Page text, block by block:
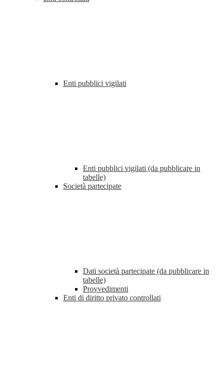
Enti pubblici vigilati
Enti pubblici vigilati (da pubblicare in
tabelle)
Società partecipate
Dati società partecipate (da pubblicare in
tabelle)
Provvedimenti
Enti di diritto privato controllati